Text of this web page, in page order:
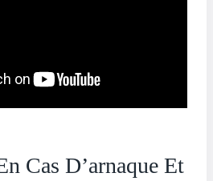
Cas D’arnaque Et